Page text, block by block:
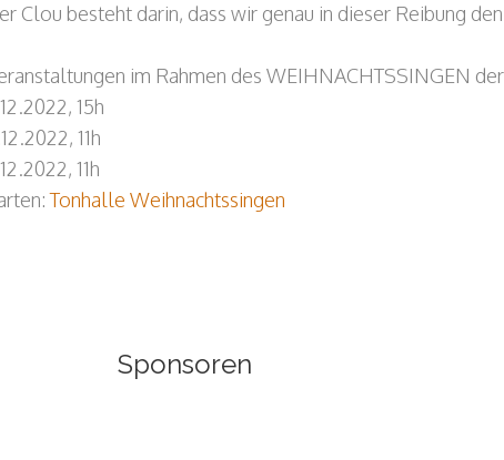
Clou besteht darin, dass wir genau in dieser Reibung
im Rahmen des WEIHNACHTSSINGEN
15h
11h
11h
Tonhalle Weihnachtssingen
Sponsoren